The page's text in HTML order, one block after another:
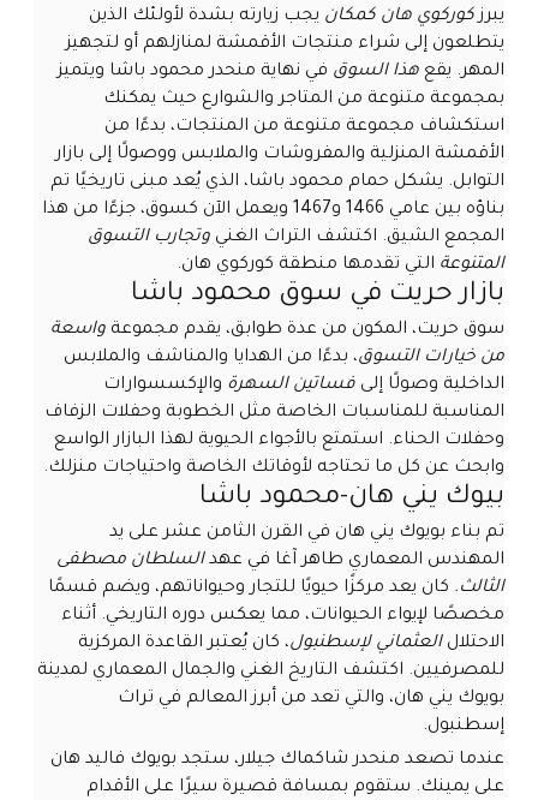
يبرزكوركوي هان كمكان يجب زيارته بشدة لأولئك الذين
يتطلعون إلى شراء منتجات الأقمشة لمنازلهم أو لتجهيز
المهر. يقعهذا السوق في نهاية منحدر محمود باشا ويتميز
بمجموعة متنوعة من المتاجر والشوارع حيث يمكنك
استكشاف مجموعة متنوعة من المنتجات، بدءًا من
الأقمشة المنزلية والمفروشات والملابس ووصولًا إلى بازار
التوابل. يشكل حمام محمود باشا، الذي يُعد مبنى تاريخيًا تم
بناؤه بين عامي 1466 و1467 ويعمل الآن كسوق، جزءًا من هذا
المجمع الشيق. اكتشف التراث الغنيوتجارب التسوق
المتنوعة التي تقدمها منطقة كوركوي هان.
بازار حريت في سوق محمود باشا
سوق حريت، المكون من عدة طوابق، يقدم مجموعةواسعة
من خيارات التسوق، بدءًا من الهدايا والمناشف والملابس
الداخلية وصولًا إلى فساتين السهرة والإكسسوارات
المناسبة للمناسبات الخاصة مثل الخطوبة وحفلات الزفاف
وحفلات الحناء. استمتع بالأجواء الحيوية لهذا البازار الواسع
وابحث عن كل ما تحتاجه لأوقاتك الخاصة واحتياجات منزلك.
بيوك يني هان-محمود باشا
تم بناء بويوك يني هان في القرن الثامن عشر على يد
المهندس المعماري طاهر آغا في عهدالسلطان مصطفى
الثالث. كان يعد مركزًا حيويًا للتجار وحيواناتهم، ويضم قسمًا
مخصصًا لإيواء الحيوانات، مما يعكس دوره التاريخي. أثناء
الاحتلالالعثماني لإسطنبول، كان يُعتبر القاعدة المركزية
للمصرفيين. اكتشف التاريخ الغني والجمال المعماري لمدينة
بويوك يني هان، والتي تعد من أبرز المعالم في تراث
إسطنبول.
عندما تصعد منحدر شاكماك جيلار، ستجد بويوك فاليد هان
على يمينك. ستقوم بمسافة قصيرة سيرًا على الأقدام